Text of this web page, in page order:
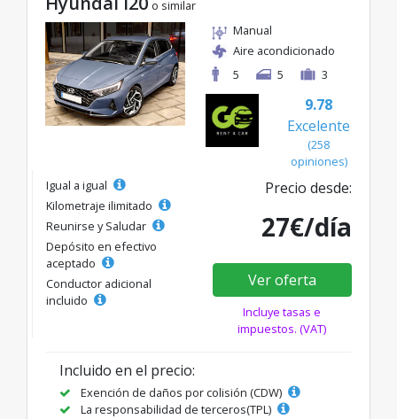
o similar
Manual
Aire acondicionado
5
5 3
9.78
Excelente
(258
opiniones)
Igual a igual
Kilometraje ilimitado
Reunirse y Saludar
Depósito en efectivo
aceptado
Conductor adicional
incluido
Precio desde:
27€/día
Ver oferta
Incluye tasas e
impuestos. (VAT)
Incluido en el precio:
Exención de daños por colisión (CDW)
La responsabilidad de terceros(TPL)